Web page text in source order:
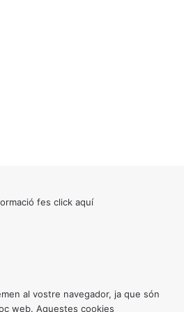
fes click aquí
al vostre navegador, ja que són
web. Aquestes cookies